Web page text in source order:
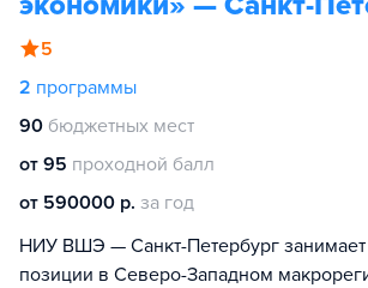
5
2 программы
90 бюджетных мест
от 95 проходной балл
от 590000 р. за год
НИУ ВШЭ — Санкт-Петербург
позиции в Северо-Западном